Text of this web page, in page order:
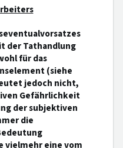
der Tathandlung
für das
(siehe
jedoch nicht,
Gefährlichkeit
der subjektiven
die
vielmehr eine vom